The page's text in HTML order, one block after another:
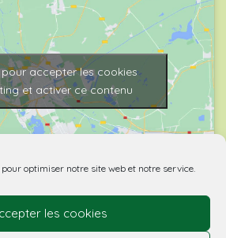
optimiser notre site web et notre service.
les cookies
pour accepter les cookies
et activer ce contenu
| made with by Agence Spritz.